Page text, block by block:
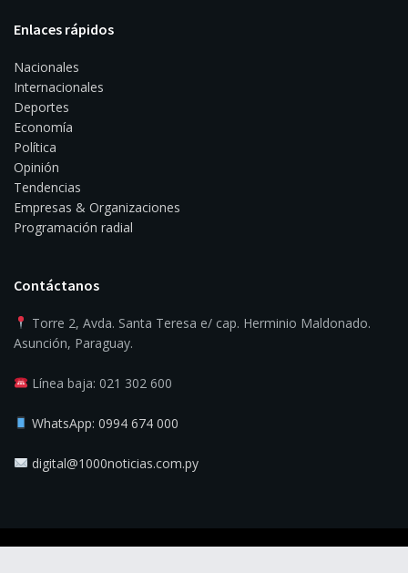
Enlaces rápidos
Nacionales
Internacionales
Deportes
Economía
Política
Opinión
Tendencias
Empresas & Organizaciones
Programación radial
Contáctanos
Torre 2, Avda. Santa Teresa e/ cap. Herminio Maldonado.
Asunción, Paraguay.
Línea baja: 021 302 600
WhatsApp: 0994 674 000
digital@1000noticias.com.py